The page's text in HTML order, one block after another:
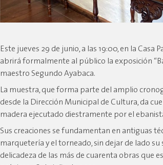
Este jueves 29 de junio, a las 19:00, en la
abrirá formalmente al público la exposición
maestro Segundo Ayabaca.
La muestra, que forma parte del amplio
desde la Dirección Municipal de Cultura, da
madera ejecutado diestramente por el
Sus creaciones se fundamentan en antiguas
marquetería y el torneado, sin dejar de lado
delicadeza de las más de cuarenta obras que